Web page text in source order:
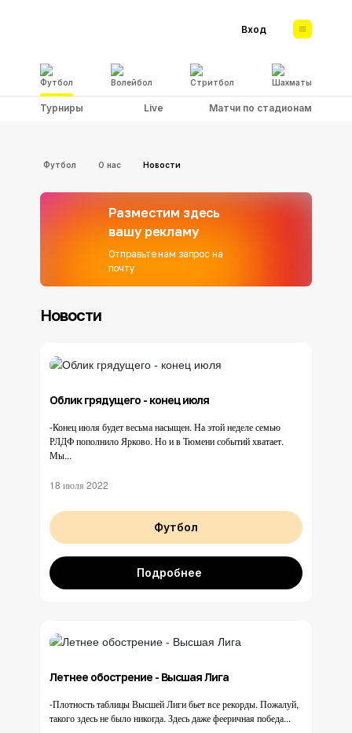
Футбол Волейбол Стритбол Шахматы
Вход
Турниры Live Матчи по стадионам
Футбол О нас Новости
Разместим здесь
вашу рекламу
Отправьте нам запрос на
почту
Новости
Облик грядущего - конец июля
-Конец июля будет весьма насыщен. На этой неделе семью
РЛДФ пополнило Ярково. Но и в Тюмени событий хватает.
Мы...
18 июля 2022
Футбол
Подробнее
Летнее обострение - Высшая Лига
-Плотность таблицы Высшей Лиги бьет все рекорды. Пожалуй,
такого здесь не было никогда. Здесь даже фееричная победа...